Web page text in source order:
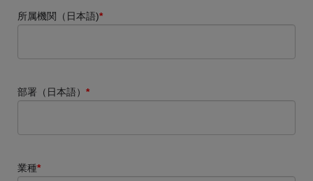
所属機関（日本語)*
部署（日本語） *
業種*